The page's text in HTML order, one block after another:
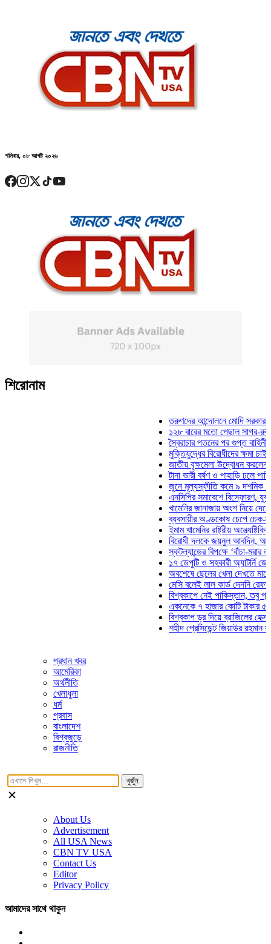
শনিবার, ০৮ আগষ্ট ২০২৬
শিরোনাম
তরুণদের আন্দোলনে মোদি সরকার দুর্বল
১২৮ বারের মতো পেছাল সাগর-রুনি
স্বৈরাচার পতনের পর গুপ্ত বাহিনীর
মুক্তিযুদ্ধের বিরোধীদের ক্ষমা চাইতে
জাতীয় বৃক্ষমেলা উদ্বোধন করলেন
টানা ভারী বর্ষণ ও পাহাড়ি ঢলে পানিবন্দি
জুনে মূল্যস্ফীতি কমে ৯ দশমিক ১৬
এনসিপির সমাবেশে বিস্ফোরণ,
খামেনির জানাজায় অংশ নিয়ে দেশে
ব্যবসায়ীর অণ্ডকোষ চেপে চেক-
ইমাম খামেনির রাষ্ট্রীয়
বিরোধী দলকে জয়নুল আবদিন,
স্কটল্যান্ডের বিপক্ষে ‘বাঁচা-মরার
১৭ ডেপুটি ও সহকারী অ্যাটর্নি
অবশেষে ছেলের খেলা দেখতে মাঠে
মেসি বলেই লাল কার্ড দেননি রেফারি!
বিশ্বকাপে নেই পাকিস্তান, তবু
একনেকে ৭ হাজার কোটি টাকার ৫
বিশ্বকাপ ড্র দিয়ে ব্রাজিলের হেক্সা
শহীদ প্রেসিডেন্ট জিয়াউর রহমান
প্রধান খবর
আমেরিকা
অর্থনীতি
খেলাধুলা
ধর্ম
প্রবাস
বাংলাদেশ
বিশ্বজুড়ে
রাজনীতি
খুজুঁন
About Us
Advertisement
All USA News
CBN TV USA
Contact Us
Editor
Privacy Policy
আমাদের সাথে থাকুন